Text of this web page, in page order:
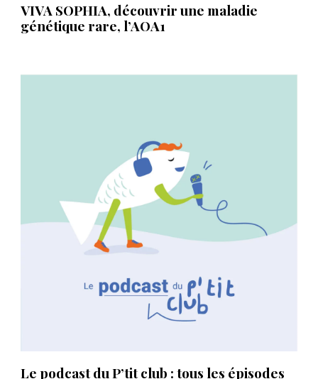
VIVA SOPHIA, découvrir une maladie
génétique rare, l’AOA1
Le podcast du P’tit club : tous les épisodes